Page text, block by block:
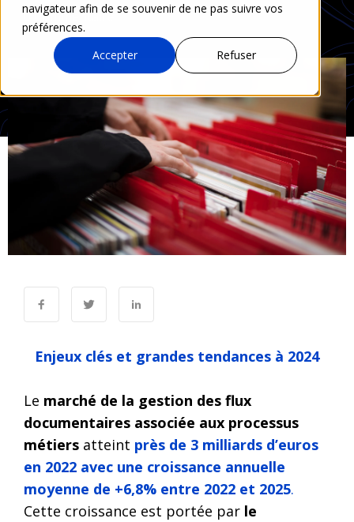
navigateur afin de se souvenir de ne pas suivre vos
préférences.
Accepter
Refuser
0 Commentaire
Enjeux clés et grandes tendances à 2024
Le marché de la gestion des flux
documentaires associée aux processus
métiers atteint près de 3 milliards d’euros
en 2022 avec une croissance annuelle
moyenne de +6,8% entre 2022 et 2025.
Cette croissance est portée par le